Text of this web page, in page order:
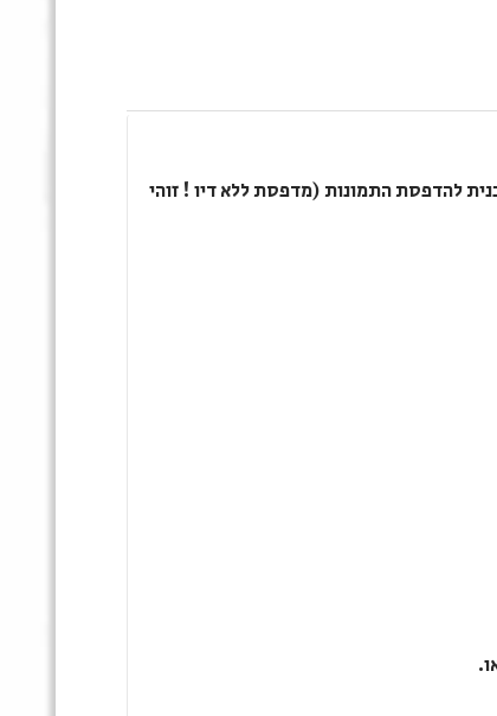
להדפסת התמונות (מדפסת ללא דיו ! זוהי